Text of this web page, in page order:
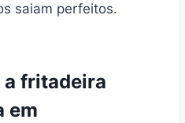
saiam perfeitos.
a fritadeira
em